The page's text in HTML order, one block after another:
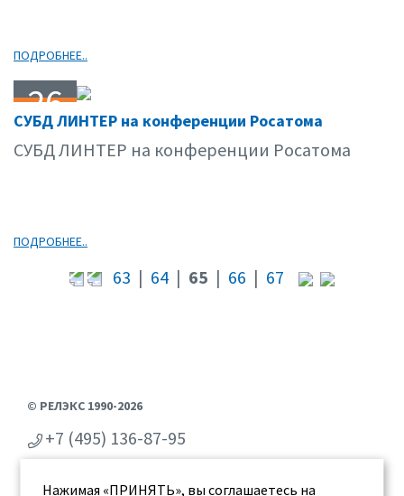
ПОДРОБНЕЕ..
26
05.10
СУБД ЛИНТЕР на конференции Росатома
СУБД ЛИНТЕР на конференции Росатома
ПОДРОБНЕЕ..
63 | 64 | 65 | 66 | 67
Нажимая «ПРИНЯТЬ», вы соглашаетесь на
© РЕЛЭКС 1990-2026
+7 (495) 136-87-95